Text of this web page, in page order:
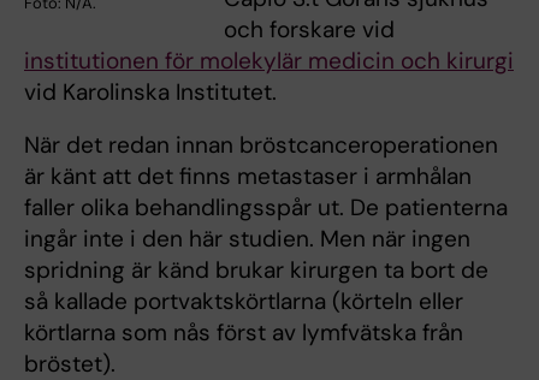
och forskare vid
institutionen för molekylär medicin och kirurgi
vid Karolinska Institutet.
När det redan innan bröstcanceroperationen
är känt att det finns metastaser i armhålan
faller olika behandlingsspår ut. De patienterna
ingår inte i den här studien. Men när ingen
spridning är känd brukar kirurgen ta bort de
så kallade portvaktskörtlarna (körteln eller
körtlarna som nås först av lymfvätska från
bröstet).